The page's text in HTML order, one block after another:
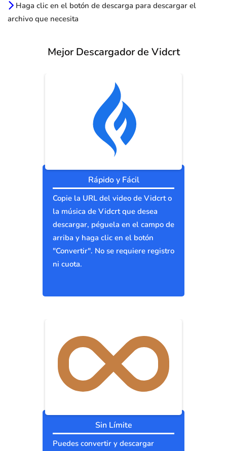
Haga clic en el botón de descarga para descargar el
archivo que necesita
Mejor Descargador de Vidcrt
Rápido y Fácil
Copie la URL del video de Vidcrt o
la música de Vidcrt que desea
descargar, péguela en el campo de
arriba y haga clic en el botón
"Convertir". No se requiere registro
ni cuota.
Sin Límite
Puedes convertir y descargar